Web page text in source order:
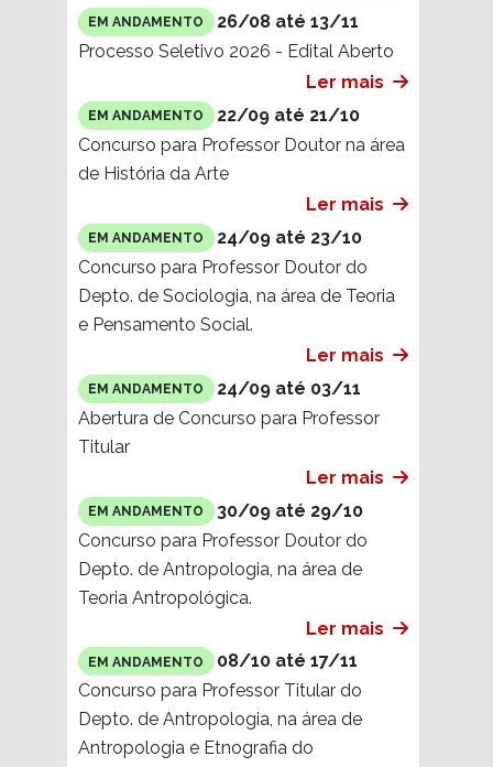
EM ANDAMENTO
26/08 até 13/11
Processo Seletivo 2026 - Edital Aberto
Ler mais
EM ANDAMENTO
22/09 até 21/10
Concurso para Professor Doutor na área
de História da Arte
Ler mais
EM ANDAMENTO
24/09 até 23/10
Concurso para Professor Doutor do
Depto. de Sociologia, na área de Teoria
e Pensamento Social.
Ler mais
EM ANDAMENTO
24/09 até 03/11
Abertura de Concurso para Professor
Titular
Ler mais
EM ANDAMENTO
30/09 até 29/10
Concurso para Professor Doutor do
Depto. de Antropologia, na área de
Teoria Antropológica.
Ler mais
EM ANDAMENTO
08/10 até 17/11
Concurso para Professor Titular do
Depto. de Antropologia, na área de
Antropologia e Etnografia do